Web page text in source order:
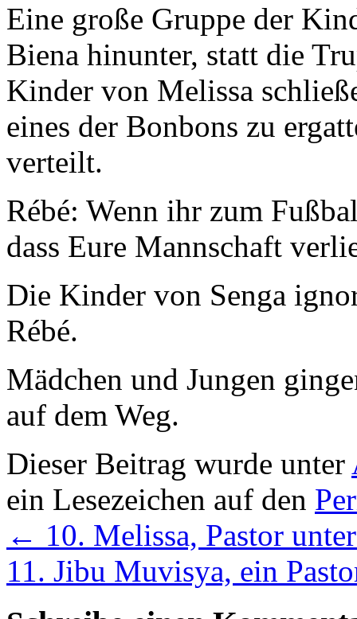
Eine große Gruppe der
Biena hinunter, statt die
Kinder von Melissa
eines der Bon­bons zu
verteilt.
Rébé: Wenn ihr zum
dass Eure Mannschaft
Die Kinder von Senga
Rébé.
Mädchen und Jungen
auf dem Weg.
Dieser Beitrag wurde unter
ein Lesezeichen auf den
← 10. Melissa, Pastor
11. Jibu Muvisya, ein